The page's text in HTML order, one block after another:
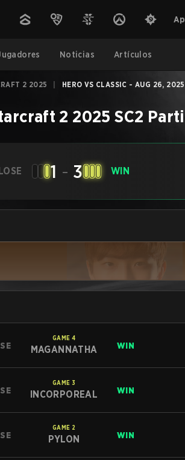
Noticias Artículos
2 2025 HERO VS CLASSIC - AUG 26, 2025
2 2025SC2
1 - 3 WIN
GAME 4
MAGANNATHA WIN
GAME 3
INCORPOREAL WIN
GAME 2
PYLON WIN